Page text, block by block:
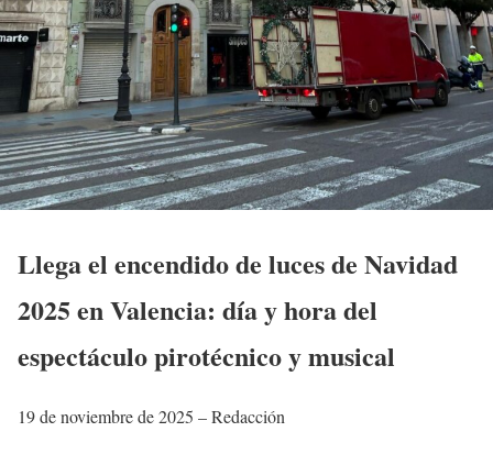
Llega el encendido de luces de Navidad
2025 en Valencia: día y hora del
espectáculo pirotécnico y musical
19 de noviembre de 2025 – Redacción